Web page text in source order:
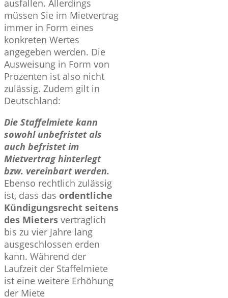
ausfallen. Allerdings
müssen Sie im Mietvertrag
immer in Form eines
konkreten Wertes
angegeben werden. Die
Ausweisung in Form von
Prozenten ist also nicht
zulässig. Zudem gilt in
Deutschland:
Die Staffelmiete kann
sowohl unbefristet als
auch befristet im
Mietvertrag hinterlegt
bzw. vereinbart werden.
Ebenso rechtlich zulässig
ist, dass das ordentliche
Kündigungsrecht seitens
des Mieters vertraglich
bis zu vier Jahre lang
ausgeschlossen erden
kann. Während der
Laufzeit der Staffelmiete
ist eine weitere Erhöhung
der Miete